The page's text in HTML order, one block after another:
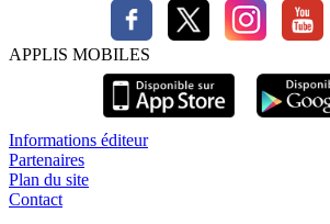
APPLIS MOBILES
Informations éditeur
Partenaires
Plan du site
Contact